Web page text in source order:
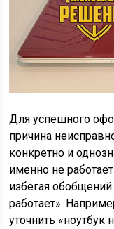
Для успешного
причина
конкретно и
именно не
избегая
работает».
уточнить «ноутбук